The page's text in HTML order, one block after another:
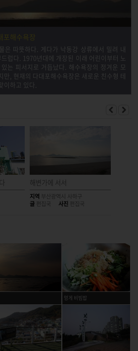
포해수욕장
은 따뜻하다. 게다가 낙동강 상류에서 밀려 내
럽다. 1970년대에 개장된 이래 어린이부터 노
는 피서지로 거듭났다. 해수욕장의 정겨운 모
만, 현재의 다대포해수욕장은 새로운 친수형 테
이하고 있다.
해변가에 서서
지역 부산광역시 사하구
글 편집국 사진 편집국
멍게 비빔밥